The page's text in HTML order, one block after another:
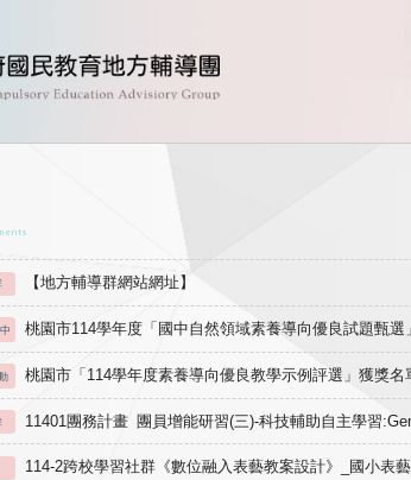
【地方輔導群網站網址】
桃園市114學年度「國中自然領域素養導向優良試題甄選
桃園市「114學年度素養導向優良教學示例評選」獲獎名
11401團務計畫 團員增能研習(三)-科技輔助自主學習
114-2跨校學習社群《數位融入表藝教案設計》_國小表